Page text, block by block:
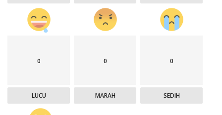
0
LUCU
0
MARAH
0
SEDIH